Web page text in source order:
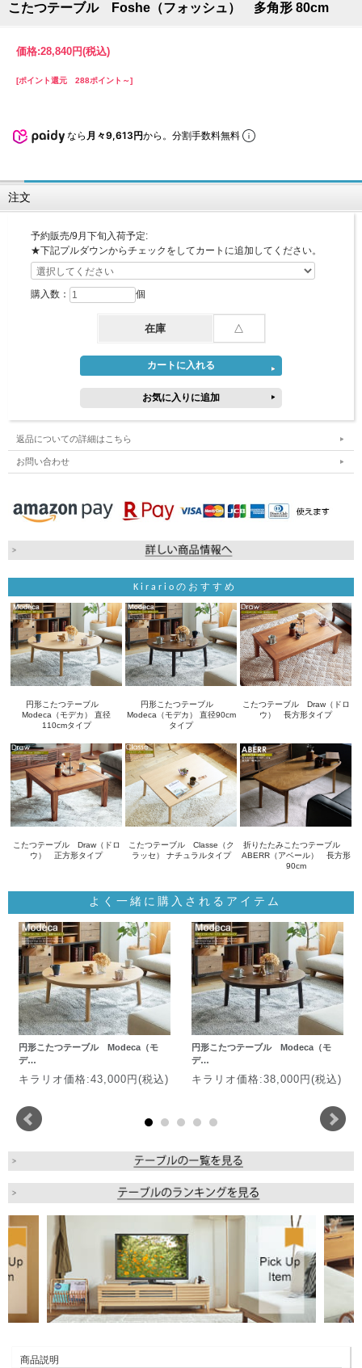
こたつテーブル Foshe（フォッシュ） 多角形 80cm
価格:28,840円(税込)
[ポイント還元 288ポイント～]
なら 月々9,613円から。分割手数料無料
注文
予約販売/9月下旬入荷予定:
★下記プルダウンからチェックをしてカートに追加してください。
購入数： 個
在庫 △
返品についての詳細はこちら
お問い合わせ
Kirarioのおすすめ
円形こたつテーブル
Modeca（モデカ） 直径
110cmタイプ
円形こたつテーブル
Modeca（モデカ） 直径90cm
タイプ
こたつテーブル Draw（ドロ
ウ） 長方形タイプ
こたつテーブル Draw（ドロ
ウ） 正方形タイプ
こたつテーブル Classe（ク
ラッセ） ナチュラルタイプ
折りたたみこたつテーブル
ABERR（アベール） 長方形
90cm
よく一緒に購入されるアイテム
円形こたつテーブル Modeca（モ
デ…
キラリオ価格:43,000円(税込)
円形こたつテーブル Modeca（モ
デ…
キラリオ価格:38,000円(税込)
商品説明